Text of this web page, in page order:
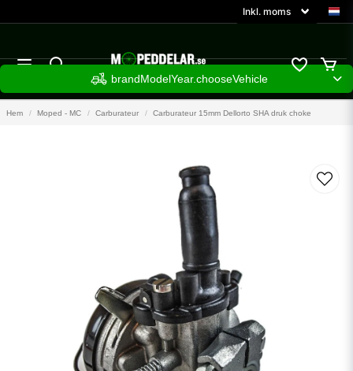
brandModelYear.chooseVehicle
Hem Moped - MC Carburateur Carburateur 15mm Dellorto SHA druk choke